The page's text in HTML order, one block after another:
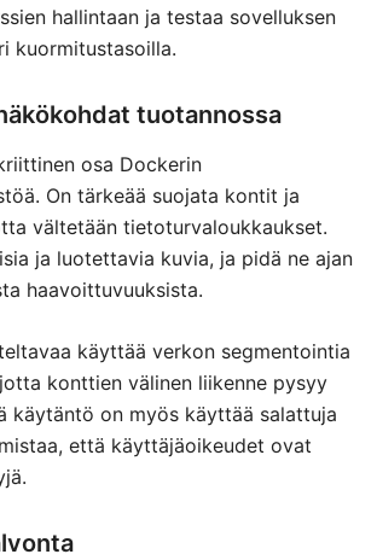
hallintaan ja testaa sovelluksen
kuormitustasoilla.
tuotannossa
osa Dockerin
On tärkeää suojata kontit ja
vältetään tietoturvaloukkaukset.
ja luotettavia kuvia, ja pidä ne ajan
haavoittuvuuksista.
käyttää verkon segmentointia
konttien välinen liikenne pysyy
käytäntö on myös käyttää salattuja
että käyttäjäoikeudet ovat